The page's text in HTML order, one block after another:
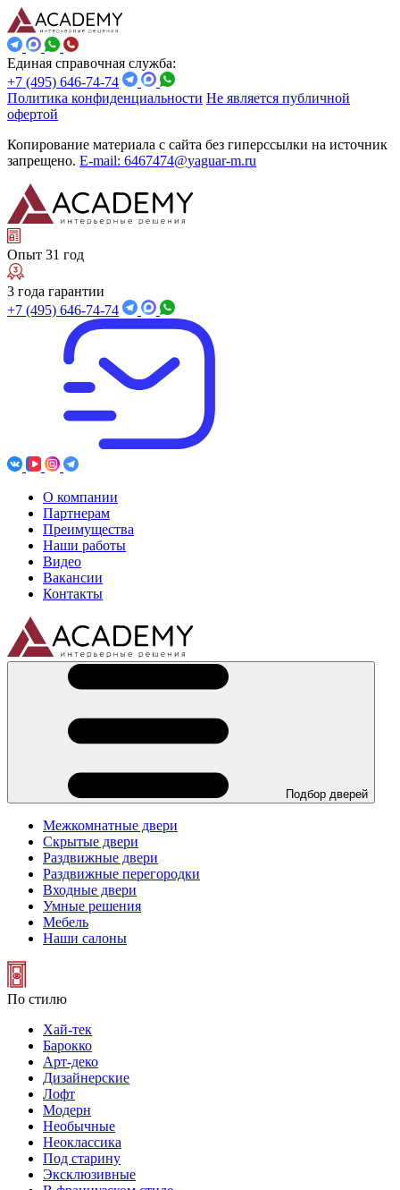
Единая справочная служба:
+7 (495) 646-74-74
Политика конфиденциальности Не является публичной
офертой
Копирование материала с сайта без гиперссылки на источник
запрещено. E-mail: 6467474@yaguar-m.ru
Опыт 31 год
3 года гарантии
+7 (495) 646-74-74
О компании
Партнерам
Преимущества
Наши работы
Видео
Вакансии
Контакты
Подбор дверей
Межкомнатные двери
Скрытые двери
Раздвижные двери
Раздвижные перегородки
Входные двери
Умные решения
Мебель
Наши салоны
По стилю
Хай-тек
Барокко
Арт-деко
Дизайнерские
Лофт
Модерн
Необычные
Неоклассика
Под старину
Эксклюзивные